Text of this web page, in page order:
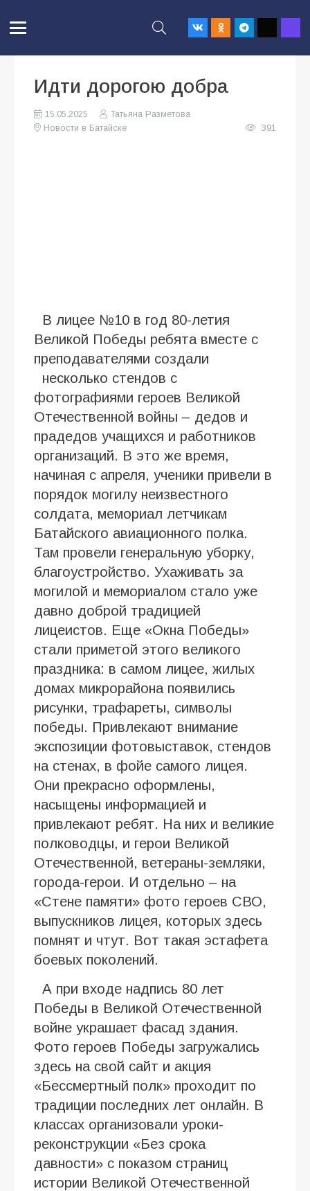
Идти дорогою добра
15.05.2025
Татьяна Разметова
Новости в Батайске
391
В лицее №10 в год 80-летия
Великой Победы ребята вместе с
преподавателями создали
несколько стендов с
фотографиями героев Великой
Отечественной войны – дедов и
прадедов учащихся и работников
организаций. В это же время,
начиная с апреля, ученики привели в
порядок могилу неизвестного
солдата, мемориал летчикам
Батайского авиационного полка.
Там провели генеральную уборку,
благоустройство. Ухаживать за
могилой и мемориалом стало уже
давно доброй традицией
лицеистов. Еще «Окна Победы»
стали приметой этого великого
праздника: в самом лицее, жилых
домах микрорайона появились
рисунки, трафареты, символы
победы. Привлекают внимание
экспозиции фотовыставок, стендов
на стенах, в фойе самого лицея.
Они прекрасно оформлены,
насыщены информацией и
привлекают ребят. На них и великие
полководцы, и герои Великой
Отечественной, ветераны-земляки,
города-герои. И отдельно – на
«Стене памяти» фото героев СВО,
выпускников лицея, которых здесь
помнят и чтут. Вот такая эстафета
боевых поколений.
А при входе надпись 80 лет
Победы в Великой Отечественной
войне украшает фасад здания.
Фото героев Победы загружались
здесь на свой сайт и акция
«Бессмертный полк» проходит по
традиции последних лет онлайн. В
классах организовали уроки-
реконструкции «Без срока
давности» с показом страниц
истории Великой Отечественной